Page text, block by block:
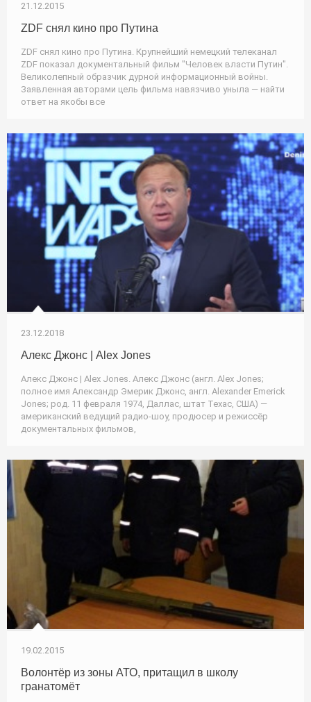
21.12.2015
ZDF снял кино про Путина
ZDF снял кино про Путина. Крупнейший немецкий телеканал
ZDF показал документальный фильм "Человек власти Путин".
Великолепный образчик дурной информационный войны.
Заявленная авторами цель фильма навязчиво уныла — найти
ответ на якобы все
23.12.2018
Алекс Джонс | Alex Jones
Алекс Джонс | Alex Jones. Алекс Джонс (англ. Alex Jones;
полное имя Александр Эмерик Джонс, англ. Alexander Emerick
Jones; род. 11 февраля 1974, Даллас, штат Техас, США) —
американский ведущий радио-шоу, продюсер и режиссёр
документальных фильмов,
19.02.2015
Волонтёр из зоны АТО, притащил в школу
гранатомёт